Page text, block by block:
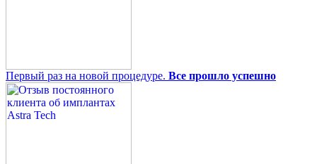
Первый раз на новой процедуре. Все прошло успешно